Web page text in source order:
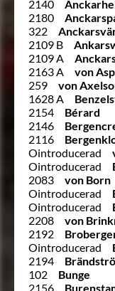
2140
2180
322
2109 B
2109 A
2163 A
von Asp
259
von
1628 A
2154
Bérard
2146
2116
Ointroducerad
Ointroducerad
2083
von Born
Ointroducerad
Ointroducerad
2208
von
2192
Ointroducerad
2194
102
Bunge
2156